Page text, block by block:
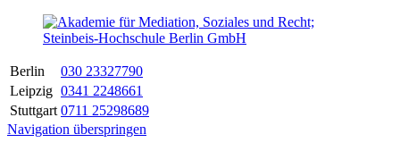
Berlin
030 23327790
Leipzig 0341 2248661
Stuttgart 0711 25298689
Navigation überspringen